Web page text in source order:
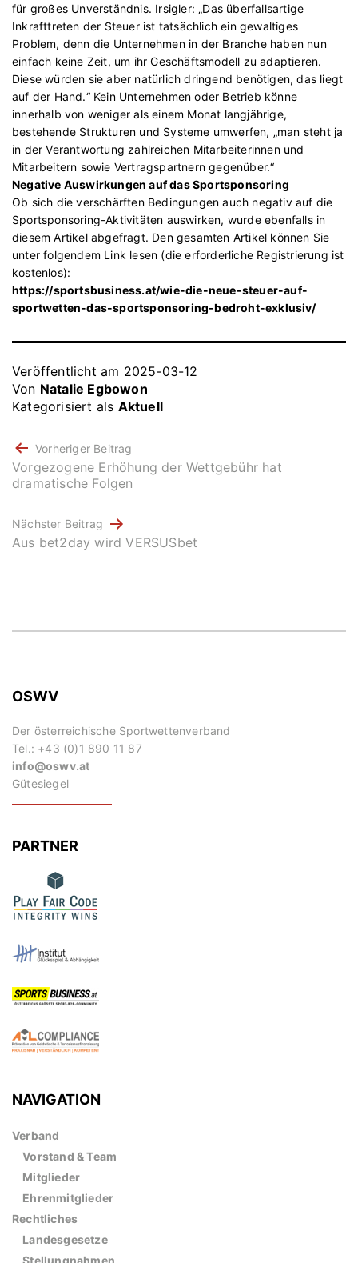
für großes Unverständnis. Irsigler: „Das überfallsartige
Inkrafttreten der Steuer ist tatsächlich ein gewaltiges
Problem, denn die Unternehmen in der Branche haben nun
einfach keine Zeit, um ihr Geschäftsmodell zu adaptieren.
Diese würden sie aber natürlich dringend benötigen, das liegt
auf der Hand.“ Kein Unternehmen oder Betrieb könne
innerhalb von weniger als einem Monat langjährige,
bestehende Strukturen und Systeme umwerfen, „man steht ja
in der Verantwortung zahlreichen Mitarbeiterinnen und
Mitarbeitern sowie Vertragspartnern gegenüber.“
Negative Auswirkungen auf das Sportsponsoring
Ob sich die verschärften Bedingungen auch negativ auf die
Sportsponsoring-Aktivitäten auswirken, wurde ebenfalls in
diesem Artikel abgefragt. Den gesamten Artikel können Sie
unter folgendem Link lesen (die erforderliche Registrierung ist
kostenlos):
https://sportsbusiness.at/wie-die-neue-steuer-auf-
sportwetten-das-sportsponsoring-bedroht-exklusiv/
Veröffentlicht am 2025-03-12
Von Natalie Egbowon
Kategorisiert als Aktuell
BEITRAGSNAVIGATION
Vorheriger Beitrag
Vorgezogene Erhöhung der Wettgebühr hat
dramatische Folgen
Nächster Beitrag
Aus bet2day wird VERSUSbet
OSWV
Der österreichische Sportwettenverband
Tel.: +43 (0)1 890 11 87
info@oswv.at
Gütesiegel
PARTNER
NAVIGATION
Verband
Vorstand & Team
Mitglieder
Ehrenmitglieder
Rechtliches
Landesgesetze